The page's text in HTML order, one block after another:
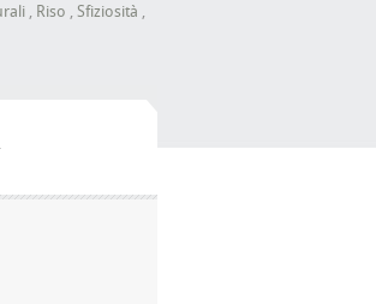
, Riso , Sfiziosità ,